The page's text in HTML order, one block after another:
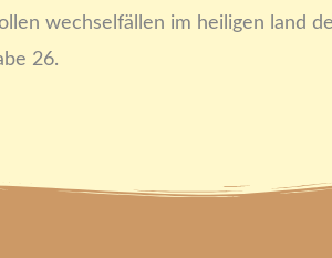
wechselfällen im heiligen land
26.